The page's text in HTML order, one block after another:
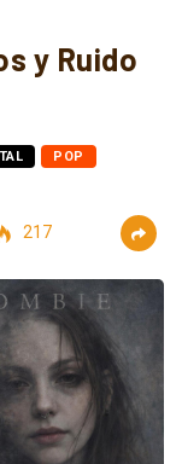
y Ruido
POP
217